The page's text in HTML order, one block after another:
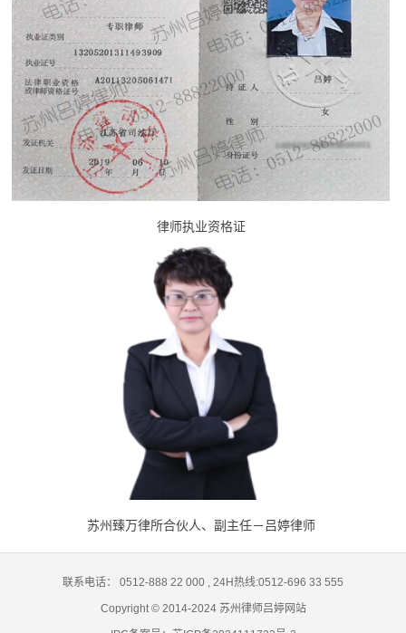
律师执业资格证
苏州臻万律所合伙人、副主任－吕婷律师
联系电话： 0512-888 22 000 , 24H热线:0512-696 33 555
Copyright © 2014-2024 苏州律师吕婷网站